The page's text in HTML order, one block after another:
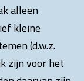
alleen
kleine
(d.w.z.
zijn voor het